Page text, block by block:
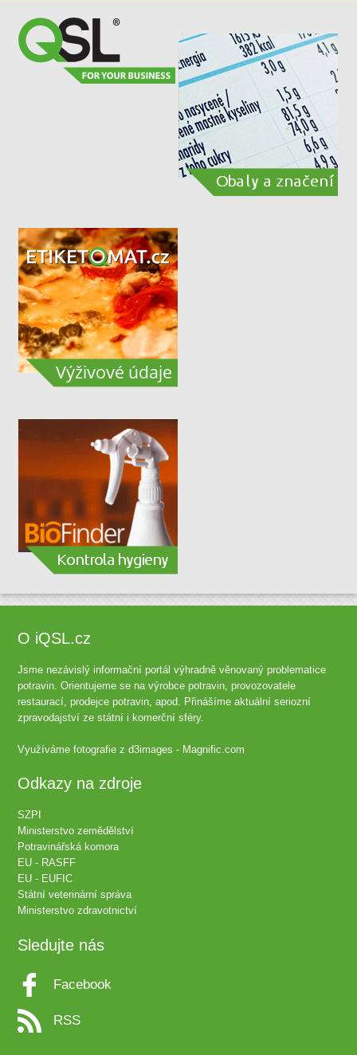
O iQSL.cz
Jsme nezávislý informační portál výhradně věnovaný problematice
potravin. Orientujeme se na výrobce potravin, provozovatele
restaurací, prodejce potravin, apod. Přinášíme aktuální seriozní
zpravodajství ze státní i komerční sféry.
Využíváme fotografie zd3images - Magnific.com
Odkazy na zdroje
SZPI
Ministerstvo zemědělství
Potravinářská komora
EU - RASFF
EU - EUFIC
Státní veterinární správa
Ministerstvo zdravotnictví
Sledujte nás
Facebook
RSS